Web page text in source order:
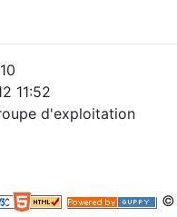
11:52
d'exploitation
©